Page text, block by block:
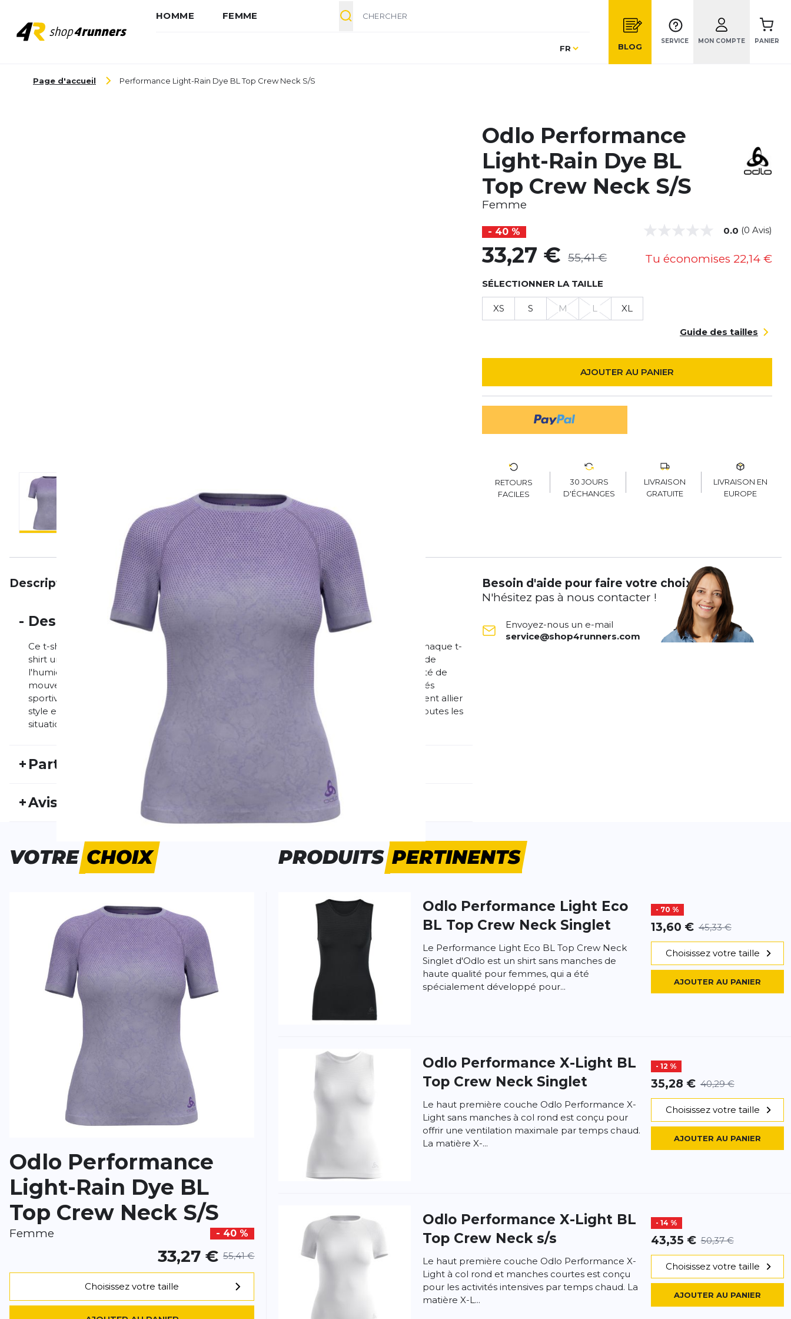
HOMME FEMME
Langue
FR BLOG
SERVICE MON COMPTE PANIER
Page d'accueil Performance Light-Rain Dye BL Top Crew Neck S/S
Odlo Performance
Light-Rain Dye BL
Top Crew Neck S/S
Femme
- 40 % 0.0 (0 Avis)
33,27 € 55,41 € Tu économises 22,14 €
SÉLECTIONNER LA TAILLE
XS S M L XL
Guide des tailles
AJOUTER AU PANIER
RETOURS
FACILES
30 JOURS
D'ÉCHANGES
LIVRAISON
GRATUITE
LIVRAISON EN
EUROPE
Description ParticularitésAvis
- Description
Ce t-shirt fonctionnel se distingue par sa technologie innovante Rain Dye, qui confère à chaque t-
shirt un design unique. La structure légère et respirante assure une évacuation optimale de
l'humidité, même lors d'activités intenses. La coupe confortable Crew Neck garantit liberté de
mouvement et confort. Il convient parfaitement comme couche de base pour les activités
sportives ou comme pièce décontractée au quotidien. Parfait pour tous ceux qui souhaitent allier
style et fonctionnalité dans un seul haut. Avec ce t-shirt, tu es parfaitement habillé dans toutes les
situations.
+ Particularités
Numéro d'article étranger:
Genre:
Fitness
+Avis
Personne n'a évalué ce produit.
ÉCRIS UN AVIS
Performance Light-Rain Dye BL
Top Crew Neck S/S
Nom
Titre de votre avis
Titre de votre avis
Votre avis detaillé
Champs requis
AJOUTER UN AVIS
Ce formulaire est protégé par reCAPTCHA – la politique de confidentialité et
d'utilisation
de Google s'appliquent.
Besoin d'aide pour faire votre choix ?
N'hésitez pas à nous contacter !
Envoyez-nous un e-mail
service@shop4runners.com
VOTRECHOIX
Odlo Performance
Light-Rain Dye BL
Top Crew Neck S/S
Femme - 40 %
33,27 € 55,41 €
Choisissez votre taille
PRODUITSPERTINENTS
Odlo Performance Light Eco
BL Top Crew Neck Singlet
- 70 %
13,60 € 45,33 €
Le Performance Light Eco BL Top Crew Neck
Singlet d'Odlo est un shirt sans manches de
haute qualité pour femmes, qui a été
spécialement développé pour...
Choisissez votre taille
AJOUTER AU PANIER
Odlo Performance X-Light BL
Top Crew Neck Singlet
- 12 %
35,28 € 40,29 €
Le haut première couche Odlo Performance X-
Light sans manches à col rond est conçu pour
offrir une ventilation maximale par temps chaud.
La matière X-...
Choisissez votre taille
AJOUTER AU PANIER
Odlo Performance X-Light BL
Top Crew Neck s/s
- 14 %
43,35 € 50,37 €
Le haut première couche Odlo Performance X-
Light à col rond et manches courtes est conçu
pour les activités intensives par temps chaud. La
matière X-L...
Choisissez votre taille
AJOUTER AU PANIER